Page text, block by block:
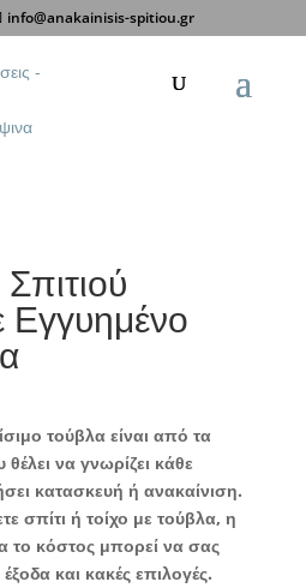
info@anakainisis-spitiou.gr
Εγγυημένο
τούβλα είναι από τα
να γνωρίζει κάθε
κατασκευή ή ανακαίνιση.
σπίτι ή τοίχο με τούβλα, η
το κόστος μπορεί να σας
και κακές επιλογές.